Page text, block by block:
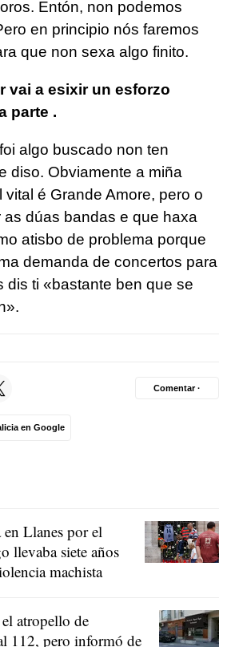
Entón, non podemos
en principio nós faremos
que non sexa algo finito.
vai a esixir un esforzo
parte .
algo buscado non ten
diso. Obviamente a miña
vital é Grande Amore, pero o
as dúas bandas e que haxa
atisbo de problema porque
demanda de concertos para
dis ti «bastante ben que se
en Google
Comentar ·
en Llanes por el
llevaba siete años
machista
atropello de
112, pero informó de